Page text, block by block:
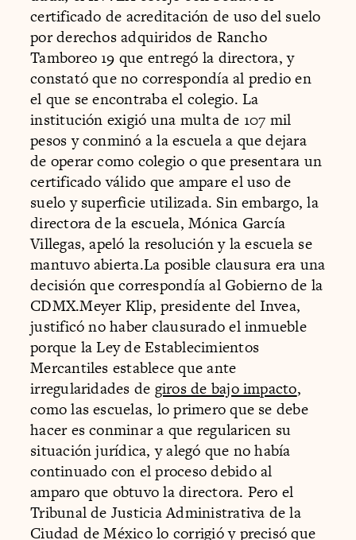
certificado de acreditación de uso del suelo
por derechos adquiridos de Rancho
Tamboreo 19 que entregó la directora, y
constató que no correspondía al predio en
el que se encontraba el colegio. La
institución exigió una multa de 107 mil
pesos y conminó a la escuela a que dejara
de operar como colegio o que presentara un
certificado válido que ampare el uso de
suelo y superficie utilizada. Sin embargo, la
directora de la escuela, Mónica García
Villegas, apeló la resolución y la escuela se
mantuvo abierta.La posible clausura era una
decisión que correspondía al Gobierno de la
CDMX.Meyer Klip, presidente del Invea,
justificó no haber clausurado el inmueble
porque la Ley de Establecimientos
Mercantiles establece que ante
irregularidades de giros de bajo impacto,
como las escuelas, lo primero que se debe
hacer es conminar a que regularicen su
situación jurídica, y alegó que no había
continuado con el proceso debido al
amparo que obtuvo la directora. Pero el
Tribunal de Justicia Administrativa de la
Ciudad de México lo corrigió y precisó que